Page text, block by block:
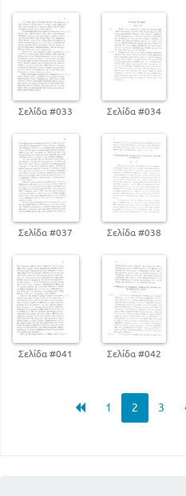
Σελίδα #033 Σελίδα #034
Σελίδα #037 Σελίδα #038
Σελίδα #041 Σελίδα #042
1 2 3